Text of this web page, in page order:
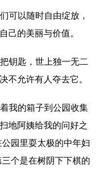
可以随时自由绽放，
己的美丽与价值。
钥匙，世上独一无二
不允许有人夺去它。
我的箱子到公园收集
地阿姨给我的问好之
园里耍太极的中年妇
个是在树阴下下棋的